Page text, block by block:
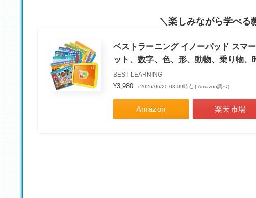
楽しみながら学べる
ベストラーニング イノーパッド スマ
ット、数字、色、形、動物、乗り物
BEST LEARNING
¥3,980 （2026/06/20 03:09時点 | Amazon調べ）
Amazon 楽天市場